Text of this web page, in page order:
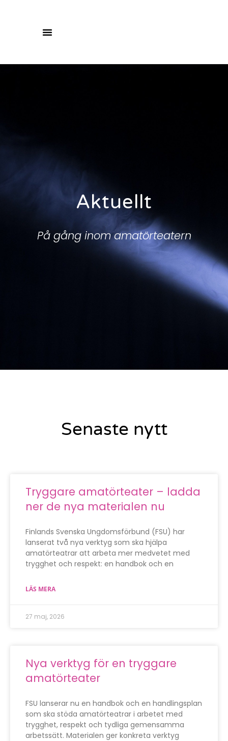
Aktuellt
På gång inom amatörteatern
Senaste nytt
Tryggare amatörteater – ladda
ner de nya materialen nu
Finlands Svenska Ungdomsförbund (FSU) har
lanserat två nya verktyg som ska hjälpa
amatörteatrar att arbeta mer medvetet med
trygghet och respekt: en handbok och en
LÄS MERA
27 maj, 2026
Nya verktyg för en tryggare
amatörteater
FSU lanserar nu en handbok och en handlingsplan
som ska stöda amatörteatrar i arbetet med
trygghet, respekt och tydliga gemensamma
arbetssätt. Materialen ger konkreta verktyg